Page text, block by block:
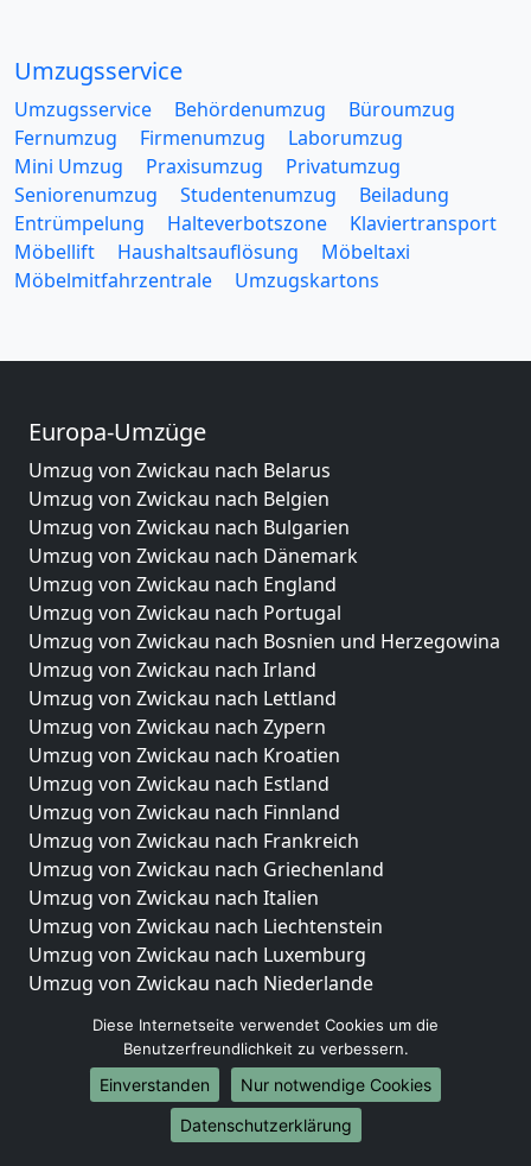
Umzugsservice
Umzugsservice Behördenumzug
Büroumzug
Fernumzug
Firmenumzug
Laborumzug
Mini Umzug
Praxisumzug
Privatumzug
Seniorenumzug
Studentenumzug
Beiladung
Entrümpelung
Halteverbotszone
Klaviertransport
Möbellift
Haushaltsauflösung
Möbeltaxi
Möbelmitfahrzentrale
Umzugskartons
Europa-Umzüge
Umzug von Zwickau nach Belarus
Umzug von Zwickau nach Belgien
Umzug von Zwickau nach Bulgarien
Umzug von Zwickau nach Dänemark
Umzug von Zwickau nach England
Umzug von Zwickau nach Portugal
Umzug von Zwickau nach Bosnien und Herzegowina
Umzug von Zwickau nach Irland
Umzug von Zwickau nach Lettland
Umzug von Zwickau nach Zypern
Umzug von Zwickau nach Kroatien
Umzug von Zwickau nach Estland
Umzug von Zwickau nach Finnland
Umzug von Zwickau nach Frankreich
Umzug von Zwickau nach Griechenland
Umzug von Zwickau nach Italien
Umzug von Zwickau nach Liechtenstein
Umzug von Zwickau nach Luxemburg
Umzug von Zwickau nach Niederlande
Umzüge-Deutschlandweit
Umzug von Zwickau nach Berlin
Umzug von Zwickau nach Hamburg
Diese Internetseite verwendet Cookies um die
Benutzerfreundlichkeit zu verbessern.
Einverstanden
Nur notwendige Cookies
Datenschutzerklärung